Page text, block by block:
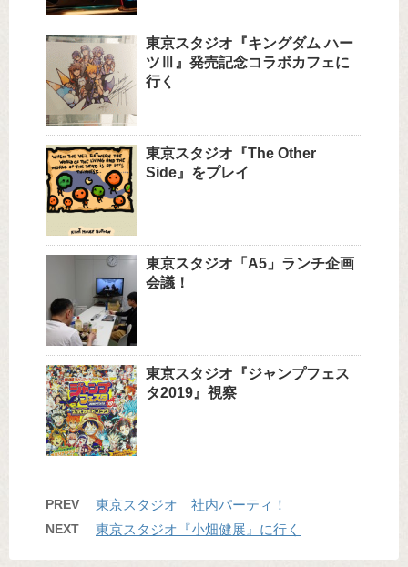
東京スタジオ『キングダム ハー
ツⅢ』発売記念コラボカフェに
行く
東京スタジオ『The Other
Side』をプレイ
東京スタジオ「A5」ランチ企画
会議！
東京スタジオ『ジャンプフェス
タ2019』視察
PREV 東京スタジオ 社内パーティ！
NEXT 東京スタジオ『小畑健展』に行く